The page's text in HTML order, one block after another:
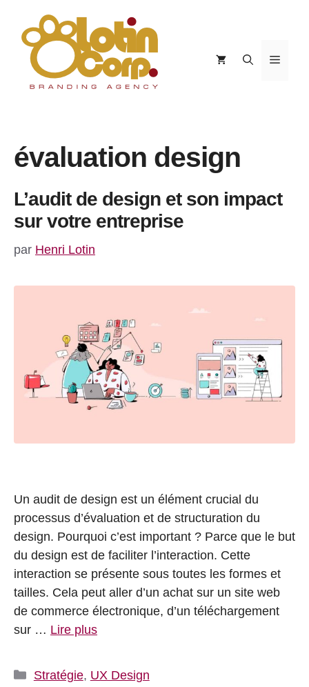
contenu
Menu
évaluation design
L’audit de design et son impact
sur votre entreprise
par Henri Lotin
Un audit de design est un élément crucial du
processus d’évaluation et de structuration du
design. Pourquoi c’est important ? Parce que le but
du design est de faciliter l’interaction. Cette
interaction se présente sous toutes les formes et
tailles. Cela peut aller d’un achat sur un site web
de commerce électronique, d’un téléchargement
sur … Lire plus
Catégories
Stratégie, UX Design